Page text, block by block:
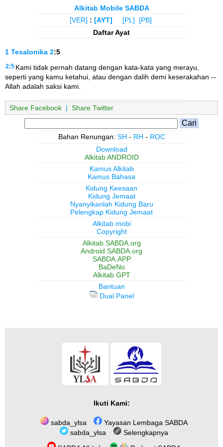
Alkitab Mobile SABDA
[VER] : [AYT] [PL]
[PB]
Daftar Ayat
1 Tesalonika 2:5
2:5 Kami tidak pernah datang dengan kata-kata yang merayu,
seperti yang kamu ketahui, atau dengan dalih demi keserakahan --
Allah adalah saksi kami.
Share Facebook | Share Twitter
Bahan Renungan: SH - RH - ROC
Download
Alkitab ANDROID
Kamus Alkitab
Kamus Bahasa
Kidung Keesaan
Kidung Jemaat
Nyanyikanlah Kidung Baru
Pelengkap Kidung Jemaat
Alkitab.mobi
Copyright
Alkitab.SABDA.org
Android.SABDA.org
SABDA.APP
BaDeNo
Alkitab GPT
Bantuan
Dual Panel
Ikuti Kami:
sabda_ylsa
Yayasan Lembaga SABDA
sabda_ylsa
Selengkapnya